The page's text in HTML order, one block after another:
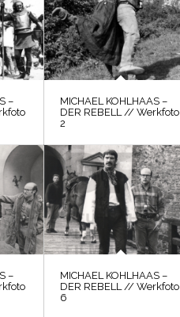
–
MICHAEL KOHLHAAS –
DER REBELL // Werkfoto
2
–
MICHAEL KOHLHAAS –
DER REBELL // Werkfoto
6